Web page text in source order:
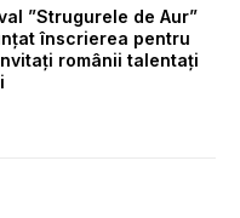
”Strugurele de Aur”
înscrierea pentru
românii talentați